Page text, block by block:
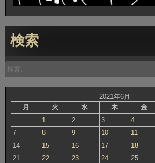
検索
検
索:
2021年6月
月
火 水 木 金
1 2 3 4
7
8 9 10 11
14
15 16 17 18
21
22 23 24 25